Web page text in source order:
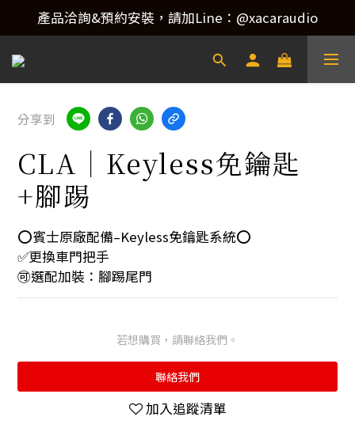
產品洽詢&預約安裝，請加Line：@xacaraudio
產品洽詢&預約安裝，請加Line：@xacaraudio
歡迎來電洽詢 02-22773788！
產品洽詢&預約安裝，請加Line：@xacaraudio
分享到
CLA｜Keyless免鑰匙
+腳踢
⭕️賓士原廠配備–Keyless免鑰匙系統⭕️
✅更換車門把手
🉑選配加裝：腳踢尾門
若想購買，請聯絡我們。
聯絡我們
加入追蹤清單